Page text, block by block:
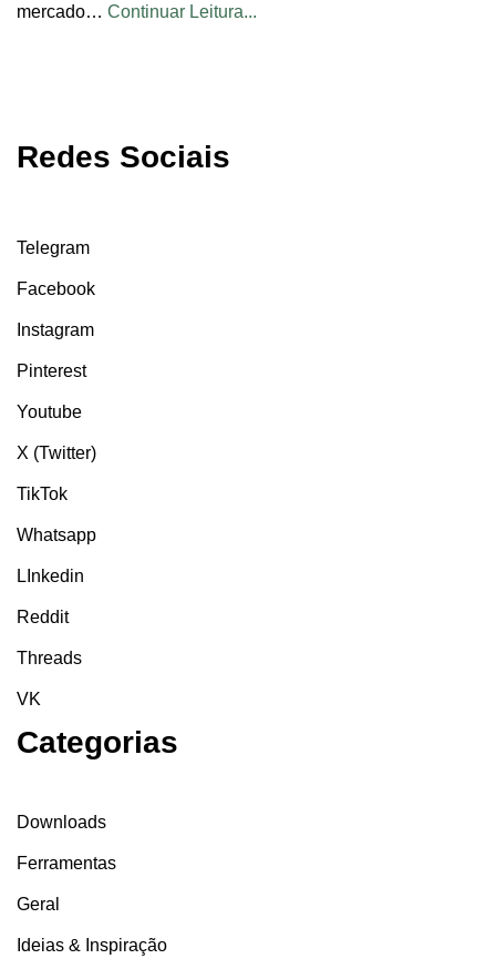
mercado… Continuar Leitura...
Redes Sociais
Telegram
Facebook
Instagram
Pinterest
Youtube
X (Twitter)
TikTok
Whatsapp
LInkedin
Reddit
Threads
VK
Categorias
Downloads
Ferramentas
Geral
Ideias & Inspiração